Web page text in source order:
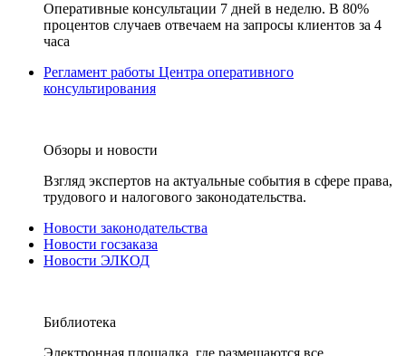
Оперативные консультации 7 дней в неделю. В 80%
процентов случаев отвечаем на запросы клиентов за 4
часа
Регламент работы Центра оперативного
консультирования
Обзоры и новости
Взгляд экспертов на актуальные события в сфере права,
трудового и налогового законодательства.
Новости законодательства
Новости госзаказа
Новости ЭЛКОД
Библиотека
Электронная площадка, где размещаются все